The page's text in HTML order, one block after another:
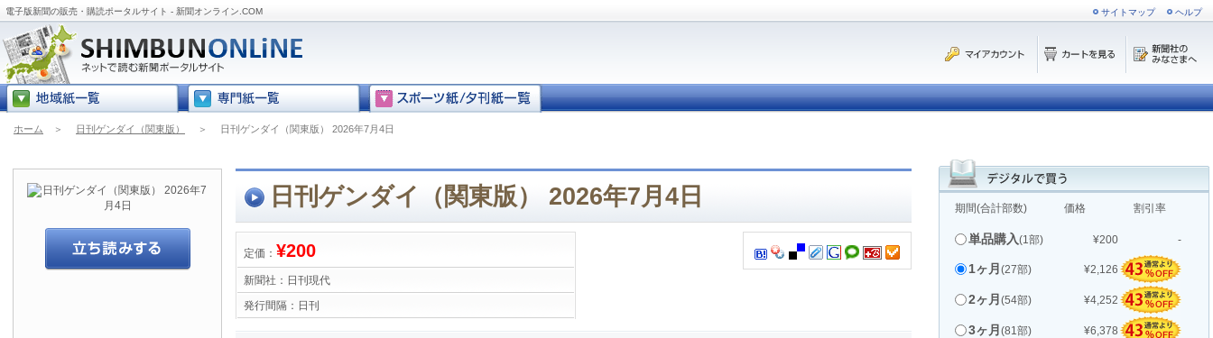
電子版新聞の販売・購読ポータルサイト - 新聞オンライン.COM サイトマップ ヘルプ
ホーム ＞ 日刊ゲンダイ（関東版） ＞ 日刊ゲンダイ（関東版） 2026年7月4日
期間(合計部数) 価格 割引率
単品購入(1部) ¥200 -
1ヶ月 (27部) ¥2,126
2ヶ月 (54部) ¥4,252
3ヶ月 (81部) ¥6,378
日刊ゲンダイ（関東版） 2026年7月4日
定価： ¥200
新聞社： 日刊現代
発行間隔： 日刊